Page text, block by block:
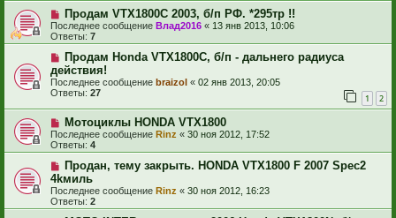
Продам VTX1800С 2003, б/п РФ. *295тр !!
Последнее сообщение Влад2016 « 13 янв 2013, 10:06
Ответы: 7
Продам Honda VTX1800С, б/п - дальнего радиуса
действия!
Последнее сообщение braizol « 02 янв 2013, 20:05
Ответы: 27 1 2
Мотоциклы HONDA VTX1800
Последнее сообщение Rinz « 30 ноя 2012, 17:52
Ответы: 4
Продан, тему закрыть. HONDA VTX1800 F 2007 Spec2
4kмиль
Последнее сообщение Rinz « 30 ноя 2012, 16:23
Ответы: 2